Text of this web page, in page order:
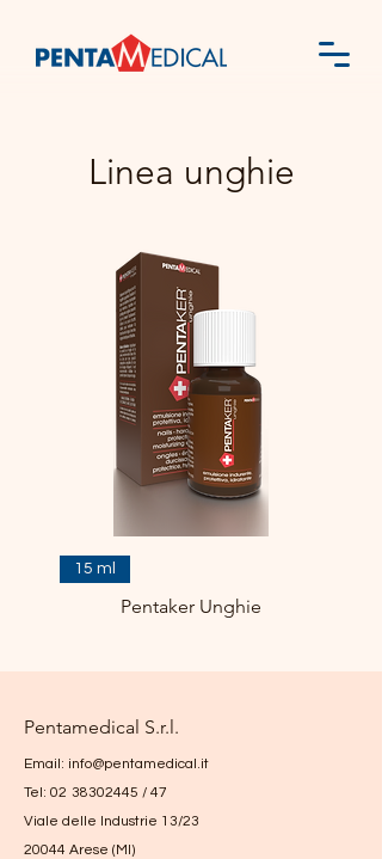
Linea unghie
15 ml
Pentaker Unghie
Pentamedical S.r.l.
Email: info@pentamedical.it
Tel: 02 38302445 / 47
Viale delle Industrie 13/23
20044 Arese (MI)